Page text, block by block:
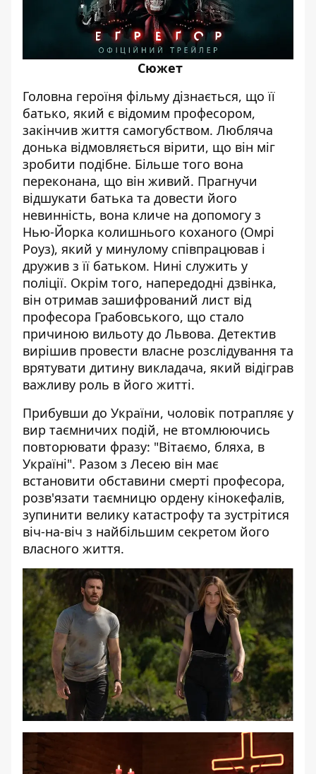
Сюжет
Головна героїня фільму дізнається, що її
батько, який є відомим професором,
закінчив життя самогубством. Любляча
донька відмовляється вірити, що він міг
зробити подібне. Більше того вона
переконана, що він живий. Прагнучи
відшукати батька та довести його
невинність, вона кличе на допомогу з
Нью-Йорка колишнього коханого (Омрі
Роуз), який у минулому співпрацював і
дружив з її батьком. Нині служить у
поліції. Окрім того, напередодні дзвінка,
він отримав зашифрований лист від
професора Грабовського, що стало
причиною вильоту до Львова. Детектив
вирішив провести власне розслідування та
врятувати дитину викладача, який відіграв
важливу роль в його житті.
Прибувши до України, чоловік потрапляє у
вир таємничих подій, не втомлюючись
повторювати фразу: "Вітаємо, бляха, в
Україні". Разом з Лесею він має
встановити обставини смерті професора,
розв'язати таємницю ордену кінокефалів,
зупинити велику катастрофу та зустрітися
віч-на-віч з найбільшим секретом його
власного життя.